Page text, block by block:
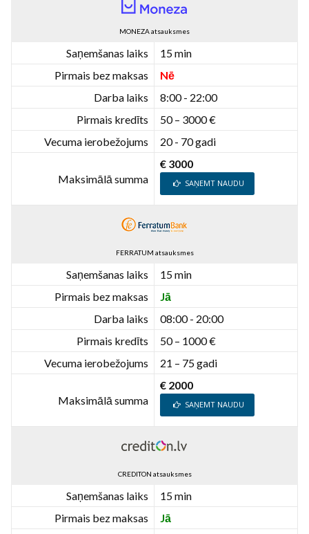
MONEZA atsauksmes
Saņemšanas laiks
15 min
Pirmais bez maksas
Nē
Darba laiks
8:00 - 22:00
Pirmais kredīts
50 – 3000 €
Vecuma ierobežojums
20 - 70 gadi
Maksimālā summa
€ 3000
SAŅEMT NAUDU
FERRATUM atsauksmes
Saņemšanas laiks
15 min
Pirmais bez maksas
Jā
Darba laiks
08:00 - 20:00
Pirmais kredīts
50 – 1000 €
Vecuma ierobežojums
21 – 75 gadi
Maksimālā summa
€ 2000
SAŅEMT NAUDU
CREDITON atsauksmes
Saņemšanas laiks
15 min
Pirmais bez maksas
Jā